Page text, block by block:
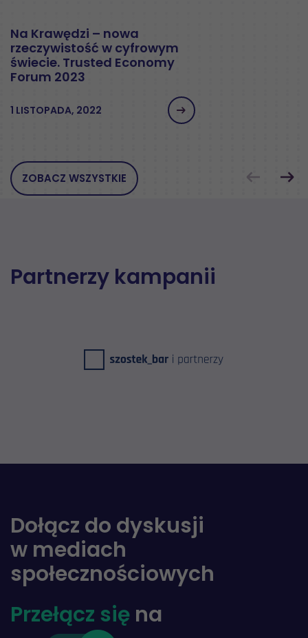
Na Krawędzi – nowa
rzeczywistość w cyfrowym
świecie. Trusted Economy
Forum 2023
1 LISTOPADA, 2022
ZOBACZ WSZYSTKIE
Partnerzy kampanii
Dołącz do dyskusji
w mediach
społecznościowych
Przełącz się na